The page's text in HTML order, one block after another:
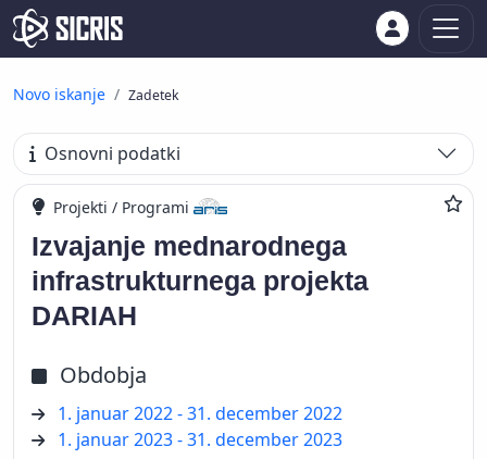
Novo iskanje Zadetek
Osnovni podatki
Projekti / Programi
Izvajanje mednarodnega
infrastrukturnega projekta
DARIAH
Obdobja
1. januar 2022 - 31. december 2022
1. januar 2023 - 31. december 2023